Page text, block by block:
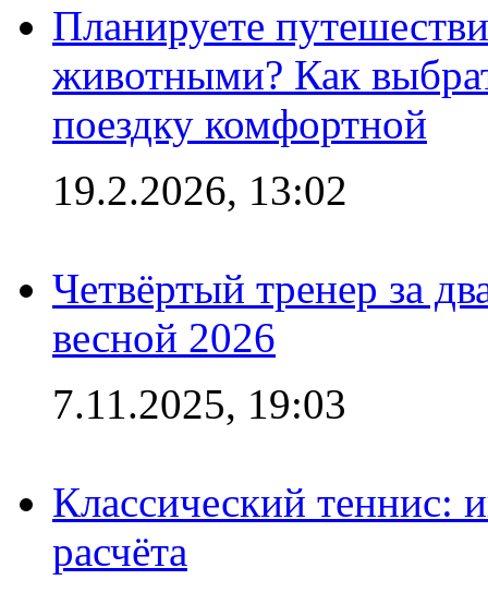
Планируете
животными? Как
поездку комфортной
19.2.2026, 13:02
Четвёртый тренер за
весной 2026
7.11.2025, 19:03
Классический теннис:
расчёта